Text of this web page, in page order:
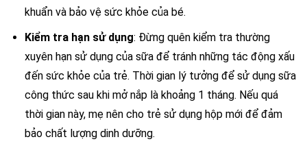
khuẩn và bảo vệ sức khỏe của bé.
Kiểm tra hạn sử dụng: Đừng quên kiểm tra thường
xuyên hạn sử dụng của sữa để tránh những tác động xấu
đến sức khỏe của trẻ. Thời gian lý tưởng để sử dụng sữa
công thức sau khi mở nắp là khoảng 1 tháng. Nếu quá
thời gian này, mẹ nên cho trẻ sử dụng hộp mới để đảm
bảo chất lượng dinh dưỡng.